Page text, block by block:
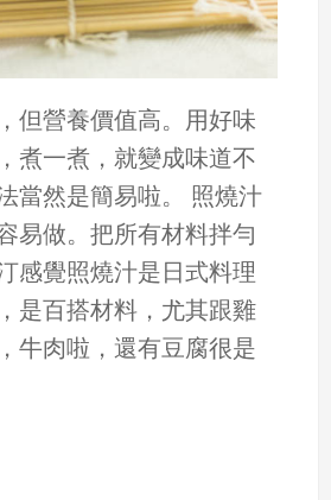
但營養價值高。用好味
煮一煮，就變成味道不
當然是簡易啦。 照燒汁
易做。把所有材料拌勻
感覺照燒汁是日式料理
是百搭材料，尤其跟雞
牛肉啦，還有豆腐很是